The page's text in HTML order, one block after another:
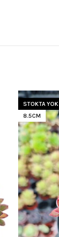
STOKTA YOK
8.5CM